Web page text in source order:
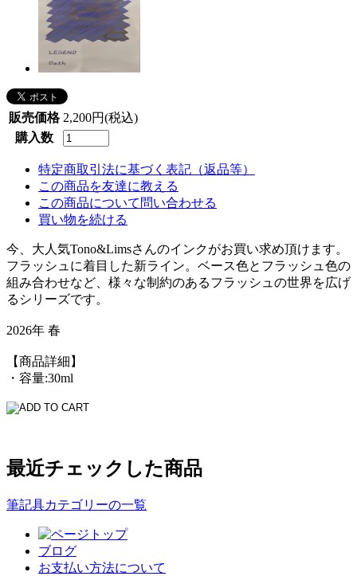
販売価格 2,200円(税込)
購入数
特定商取引法に基づく表記（返品等）
この商品を友達に教える
この商品について問い合わせる
買い物を続ける
今、大人気Tono&Limsさんのインクがお買い求め頂けます。
フラッシュに着目した新ライン。ベース色とフラッシュ色の
組み合わせなど、様々な制約のあるフラッシュの世界を広げ
るシリーズです。
2026年 春
【商品詳細】
・容量:30ml
最近チェックした商品
筆記具カテゴリーの一覧
ブログ
お支払い方法について